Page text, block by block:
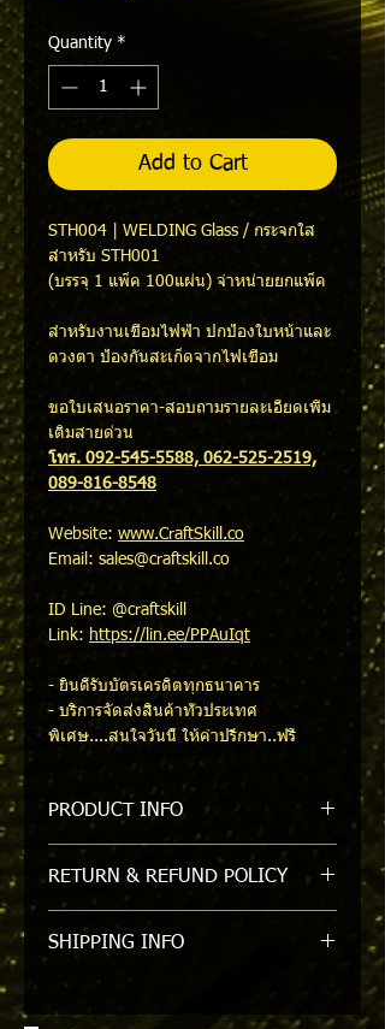
Quantity *
Add to Cart
STH004 | WELDING Glass / กระจกใส
สำหรับ STH001
(บรรจุ 1 แพ็ค 100แผ่น) จำหน่ายยกแพ็ค
สำหรับงานเชื่อมไฟฟ้า ปกป้องใบหน้าและ
ดวงตา ป้องกันสะเก็ดจากไฟเชื่อม
ขอใบเสนอราคา-สอบถามรายละเอียดเพิ่ม
เติมสายด่วน
โทร. 092-545-5588, 062-525-2519,
089-816-8548
Website: www.CraftSkill.co
Email: sales@craftskill.co
ID Line: @craftskill
Link: https://lin.ee/PPAuIqt
- ยินดีรับบัตรเครดิตทุกธนาคาร
- บริการจัดส่งสินค้าทั่วประเทศ
พิเศษ....สนใจวันนี้ ให้คำปรึกษา..ฟรี
PRODUCT INFO
STH004 | WELDING Glass / กระจกใส
สำหรับ STH001
RETURN & REFUND POLICY
สิทธิ์ในการคืนหรือเปลี่ยนสินค้าที่ถูกแกะ
SHIPPING INFO
ภายใน 1-2 วัน (กรุงเทพฯและปริมณฑล)